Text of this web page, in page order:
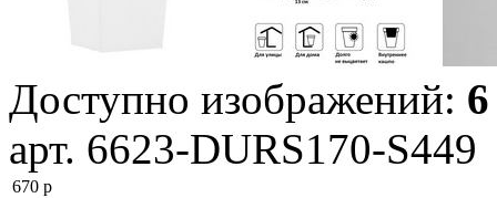
Доступно изображений: 6
арт. 6623-DURS170-S449
670 p